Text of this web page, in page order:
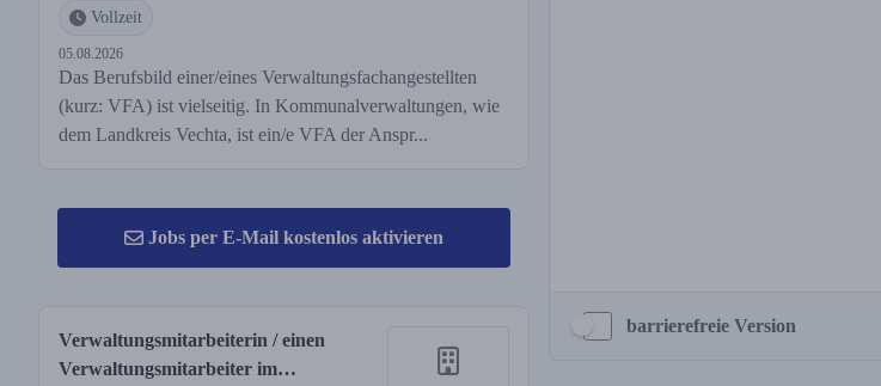
Vollzeit
05.08.2026
Das Berufsbild einer/eines Verwaltungsfachangestellten
(kurz: VFA) ist vielseitig. In Kommunalverwaltungen, wie
dem Landkreis Vechta, ist ein/e VFA der Anspr...
Jobs per E-Mail kostenlos aktivieren
Verwaltungsmitarbeiterin / einen
Verwaltungsmitarbeiter im
barrierefreie Version